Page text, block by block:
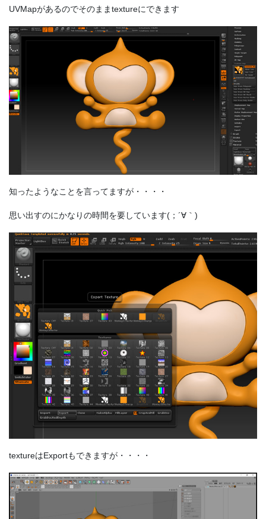
UVMapがあるのでそのままtextureにできます
知ったようなことを言ってますが・・・・
思い出すのにかなりの時間を要しています(；´∀｀)
textureはExportもできますが・・・・